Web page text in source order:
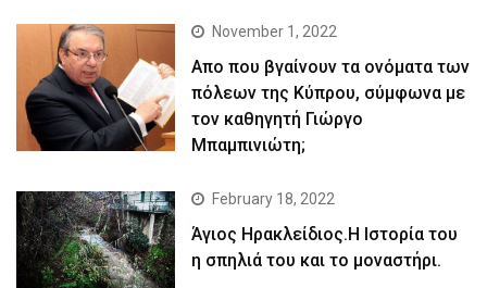
November 1, 2022
Απο που βγαίνουν τα ονόματα των
πόλεων της Κύπρου, σύμφωνα με
τον καθηγητή Γιώργο
Μπαμπινιώτη;
February 18, 2022
Άγιος Ηρακλείδιος.Η Ιστορία του
η σπηλιά του και το μοναστήρι.